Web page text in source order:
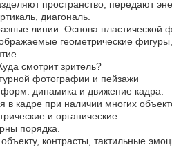
пространство, передают
диагональ.
линии. Основа пластической
геометрические
смотрит зритель?
фотографии и пейзажи
динамика и движение кадра.
в кадре при наличии многих
и органические.
порядка.
контрасты, тактильные